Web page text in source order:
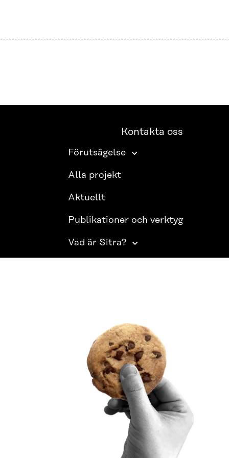
Kontakta oss
Förutsägelse
Alla projekt
Aktuellt
Publikationer och verktyg
Vad är Sitra?